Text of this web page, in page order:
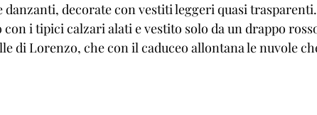
decorate con vestiti leggeri quasi trasparenti.
i tipici calzari alati e vestito solo da un drappo
di Lorenzo, che con il caduceo allontana le nuvole